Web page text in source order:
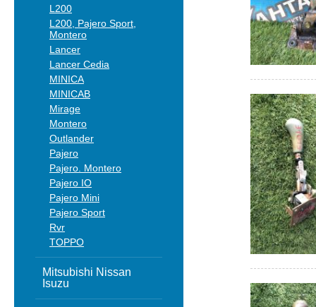
L200
L200, Pajero Sport,
Montero
Lancer
Lancer Cedia
MINICA
MINICAB
Mirage
Montero
Outlander
Pajero
Pajero. Montero
Pajero IO
Pajero Mini
Pajero Sport
Rvr
TOPPO
Mitsubishi Nissan
Isuzu